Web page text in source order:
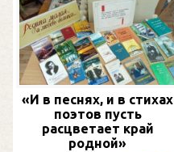
«И в песнях, и в стихах
поэтов пусть
расцветает край
родной»